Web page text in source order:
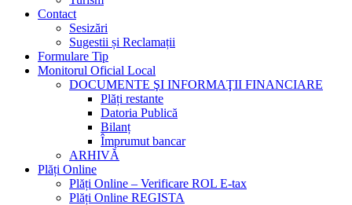
Contact
Sesizări
Sugestii și Reclamații
Formulare Tip
Monitorul Oficial Local
DOCUMENTE ŞI INFORMAŢII FINANCIARE
Plăți restante
Datoria Publică
Bilanț
Împrumut bancar
ARHIVĂ
Plăți Online
Plăți Online – Verificare ROL E-tax
Plăți Online REGISTA